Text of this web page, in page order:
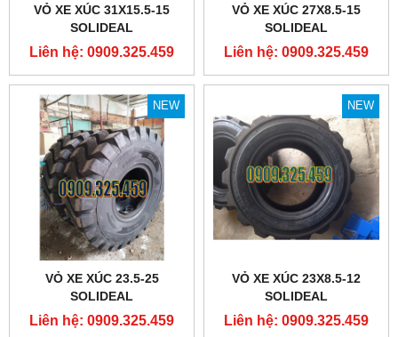
VỎ XE XÚC 31X15.5-15
SOLIDEAL
Liên hệ: 0909.325.459
VỎ XE XÚC 27X8.5-15
SOLIDEAL
Liên hệ: 0909.325.459
NEW
VỎ XE XÚC 23.5-25
SOLIDEAL
Liên hệ: 0909.325.459
NEW
VỎ XE XÚC 23X8.5-12
SOLIDEAL
Liên hệ: 0909.325.459